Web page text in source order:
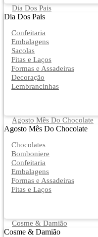
Dia Dos Pais
Dia Dos Pais
Confeitaria
Embalagens
Sacolas
Fitas e Laços
Formas e Assadeiras
Decoração
Lembrancinhas
Agosto Mês Do Chocolate
Agosto Mês Do Chocolate
Chocolates
Bomboniere
Confeitaria
Embalagens
Formas e Assadeiras
Fitas e Laços
Cosme & Damião
Cosme & Damião